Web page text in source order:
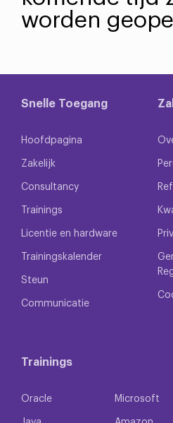
worden
Snelle Toegang
Hoofdpagina
Zakelijk
Consultancy
Trainings
Licentie en hardware
Trainingskalender
Steun
Communicatie
Trainings
Oracle Microsoft